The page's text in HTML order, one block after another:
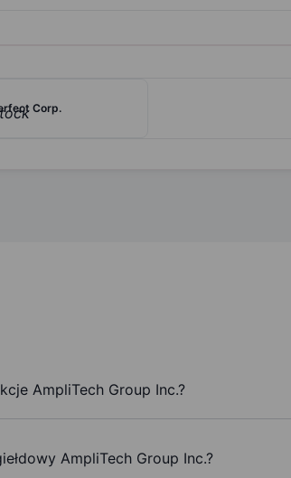
Corp.
AmpliTech Group Inc.?
AmpliTech Group Inc.?